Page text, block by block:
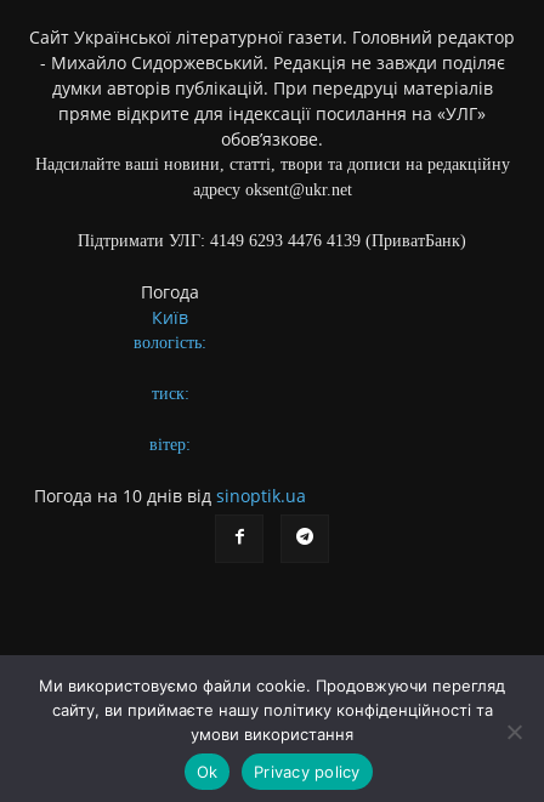
Сайт Української літературної газети. Головний редактор
- Михайло Сидоржевський. Редакція не завжди поділяє
думки авторів публікацій. При передруці матеріалів
пряме відкрите для індексації посилання на «УЛГ»
обов’язкове.
Надсилайте ваші новини, статті, твори та дописи на редакційну
адресу oksent@ukr.net
Підтримати УЛГ: 4149 6293 4476 4139 (ПриватБанк)
Погода
Київ
вологість:
тиск:
вітер:
Погода на 10 днів від sinoptik.ua
Про газету
Правила користування сайтом
Політика конфіденційності
© Українська літературна газета. Заснована 2009 року
Ми використовуємо файли cookie. Продовжуючи перегляд
сайту, ви приймаєте нашу політику конфіденційності та
умови використання
Ok
Privacy policy